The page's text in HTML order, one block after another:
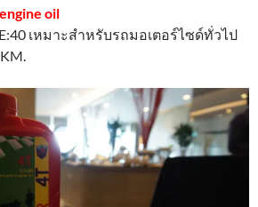
oil
เหมาะสำหรับรถมอเตอร์ไซด์ทั่วไป